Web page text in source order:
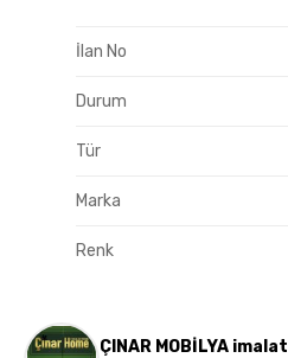
İlan No
Durum
Tür
Marka
Renk
ÇINAR MOBİLYA imalat